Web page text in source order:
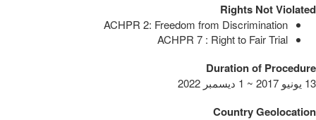
Rights Not Violated
ACHPR 2: Freedom from Discrimination
ACHPR 7 : Right to Fair Trial
Duration of Procedure
13 يونيو 2017 ~ 1 ديسمبر 2022
Country Geolocation